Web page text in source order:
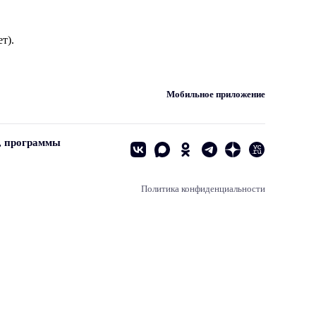
Мобильное приложение
программы
Политика конфиденциальности